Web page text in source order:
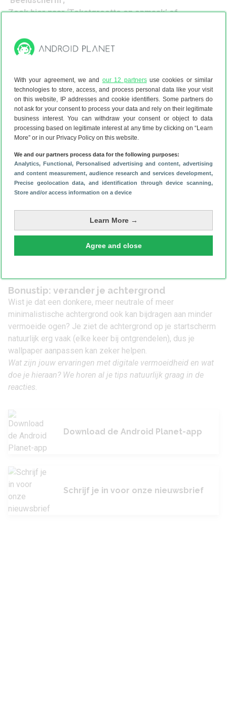
With your agreement, we and our 12 partnersuse cookies or similar
technologies to store, access, and process personal data like your visit
on this website, IP addresses and cookie identifiers. Some partners do
not ask for your consent to process your data and rely on their legitimate
business interest. You can withdraw your consent or object to data
processing based on legitimate interest at any time by clicking on “Learn
More” or in our Privacy Policy on this website.
We and our partners process data for the following purposes:
Analytics, Functional, Personalised advertising and content, advertising
and content measurement, audience research and services development,
Precise geolocation data, and identification through device scanning,
Store and/or access information on a device
Learn More →
Agree and close
Zoek hier naar ‘Tekstgrootte en opmaak’ of
merk)
Kies hier voor ‘Groot’ in plaats van ‘Standaard’.
5. Hogere ververssnelheid kiezen
Dit is lang niet op alle smartphones mogelijk, maar het is
het uitzoeken waard. Een hogere ververssnelheid kan
scrollen of lezen verminderen.
Open de instellingen op je toestel;
Ga naar ‘Vernieuwingsfrequentie van scherm’,
‘Verversingssnelheid’ of‘Beeldsnelheid’
Zet deze op ‘Hoog’ in plaats van ‘Standaard’.
Let op: een hoge verversingssnelheid (90Hz, 120Hz of
zelfs 165Hz) zorgt voor vloeiendere prestaties, maar een
hoger batterijverbruik.
Bonustip: verander je achtergrond
Wist je dat een donkere, meer neutrale of meer
minimalistische achtergrond ook kan bijdragen aan minder
vermoeide ogen? Je ziet de achtergrond op je startscherm
natuurlijk erg vaak (elke keer bij ontgrendelen), dus je
wallpaper aanpassen kan zeker helpen.
Wat zijn jouw ervaringen met digitale vermoeidheid en wat
doe je hieraan? We horen al je tips natuurlijk graag in de
reacties.
Download de Android Planet-app
Schrijf je in voor onze nieuwsbrief